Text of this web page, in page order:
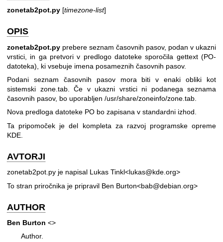
zonetab2pot.py [timezone-list]
OPIS
zonetab2pot.py prebere seznam časovnih pasov, podan v ukazni
vrstici, in ga pretvori v predlogo datoteke sporočila gettext (PO-
datoteka), ki vsebuje imena posameznih časovnih pasov.
Podani seznam časovnih pasov mora biti v enaki obliki kot
sistemski zone.tab. Če v ukazni vrstici ni podanega seznama
časovnih pasov, bo uporabljen /usr/share/zoneinfo/zone.tab.
Nova predloga datoteke PO bo zapisana v standardni izhod.
Ta pripomoček je del kompleta za razvoj programske opreme
KDE.
AVTORJI
zonetab2pot.py je napisal Lukas Tinkl<lukas@kde.org>
To stran priročnika je pripravil Ben Burton<bab@debian.org>
AUTHOR
Ben Burton <>
Author.